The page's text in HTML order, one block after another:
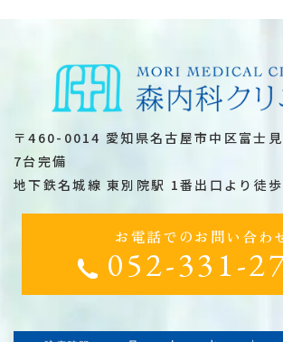
〒460-0014 愛知県名古屋市中区富士
7台完備
地下鉄名城線 東別院駅 1番出口より徒
お電話でのお問い合わ
052-331-